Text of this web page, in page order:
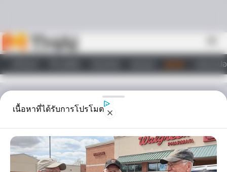
วอลเปเ
ไลฟ์สไตล์
ดูดวง
รวมพลดารา ชื่อมงคล ความ
หมายดี รักรุ่ง งานเริ่ด!
เนื้อหาที่ได้รับการโปรโมต